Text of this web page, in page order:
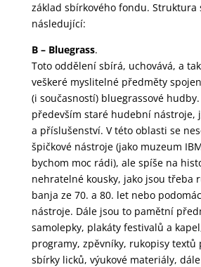
základ sbírkového fondu. Struktura
následující:
B – Bluegrass.
Toto oddělení sbírá, uchovává, a
veškeré myslitelné předměty
(i současností) bluegrassové
především staré hudební nástroje,
a příslušenství. V této oblasti se
špičkové nástroje (jako muzeum
bychom moc rádi), ale spíše na
nehratelné kousky, jako jsou třeba
banja ze 70. a 80. let nebo
nástroje. Dále jsou to pamětní
samolepky, plakáty festivalů a
programy, zpěvníky, rukopisy textů
sbírky licků, výukové materiály,